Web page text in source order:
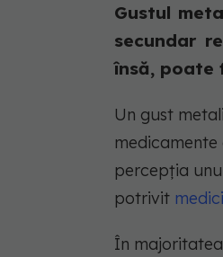
Gustul
secundar
însă, poate
Un gust
percepția
potrivit
În